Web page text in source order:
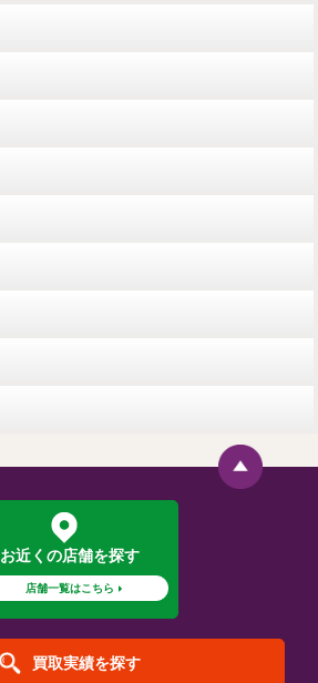
お近くの店舗を探す
店舗一覧はこちら
買取実績を探す